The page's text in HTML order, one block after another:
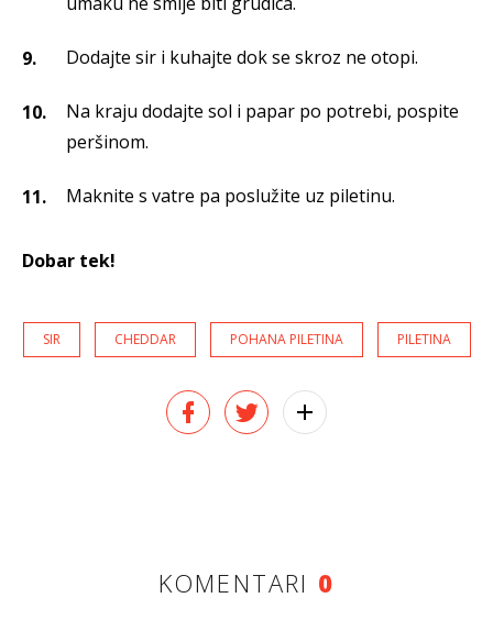
Dodajte sir i kuhajte dok se skroz ne otopi.
Na kraju dodajte sol i papar po potrebi, pospite
peršinom.
Maknite s vatre pa poslužite uz piletinu.
Dobar tek!
SIR CHEDDAR POHANA PILETINA PILETINA
KOMENTARI 0